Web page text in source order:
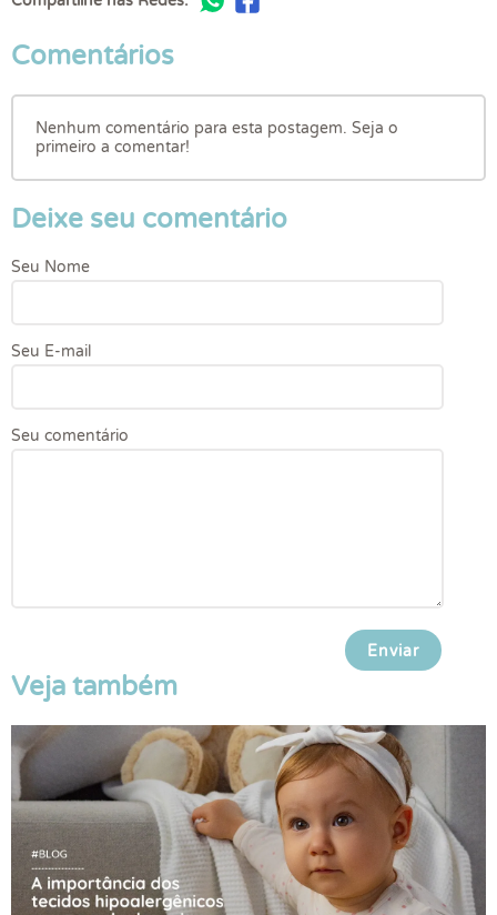
Comentários
Nenhum comentário para esta postagem. Seja o
primeiro a comentar!
Deixe seu comentário
Seu Nome
Seu E-mail
Seu comentário
Veja também